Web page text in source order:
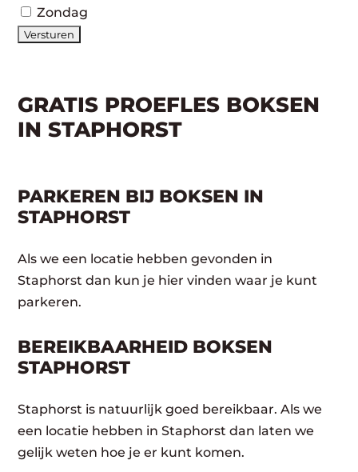
Zondag
GRATIS PROEFLES BOKSEN
IN STAPHORST
PARKEREN BIJ BOKSEN IN
STAPHORST
Als we een locatie hebben gevonden in
Staphorst dan kun je hier vinden waar je kunt
parkeren.
BEREIKBAARHEID BOKSEN
STAPHORST
Staphorst is natuurlijk goed bereikbaar. Als we
een locatie hebben in Staphorst dan laten we
gelijk weten hoe je er kunt komen.